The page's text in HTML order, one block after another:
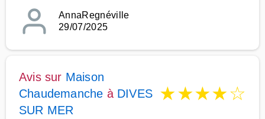
AnnaRegnéville
29/07/2025
Avis sur Maison
Chaudemanche à DIVES
SUR MER
★★★★☆